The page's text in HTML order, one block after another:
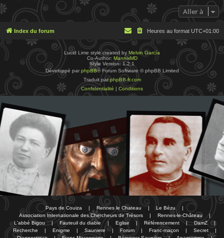
Aller à
Index du forum Heures au format UTC+01:00
Lucid Lime style created by Melvin García
Co-Author: MannixMD
Style Version: 1.2.1
Développé par phpBB® Forum Software © phpBB Limited
Traduit par phpBB-fr.com
Confidentialité | Conditions
Pays de Couiza | Rennes le Chateau | Le Bézu
|
Association Internationale des Chercheurs de Trésors
| Rennes-le-Château
|
L'abbé Bigou
| Fauteuil du diable | Eglise | Référencement | DamZ
|
Recherche
| Enigme | Sauniere | Forum | Franc-maçon | Secret
|